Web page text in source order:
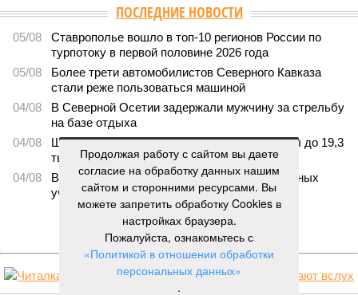
ПОСЛЕДНИЕ НОВОСТИ
05/08
Ставрополье вошло в топ-10 регионов России по
турпотоку в первой половине 2026 года
05/08
Более трети автомобилистов Северного Кавказа
стали реже пользоваться машиной
04/08
В Северной Осетии задержали мужчину за стрельбу
на базе отдыха
04/08
Школьный набор на Ставрополье подорожал до 19,3
тысячи рублей
04/08
В Дагестане нашли почти 3,9 тысячи земельных
участков под жилую застройку
ЕЩЕ НОВОСТИ
Продолжая работу с сайтом вы даете
согласие на обработку данных нашим
сайтом и сторонними ресурсами. Вы
можете запретить обработку Cookies в
настройках браузера.
Пожалуйста, ознакомьтесь с
«Политикой в отношении обработки
персональных данных»
.